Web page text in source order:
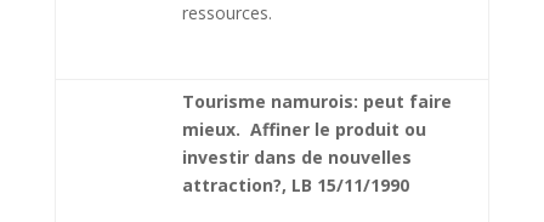
ressources.
Tourisme namurois: peut faire
mieux. Affiner le produit ou
investir dans de nouvelles
attraction?, LB 15/11/1990